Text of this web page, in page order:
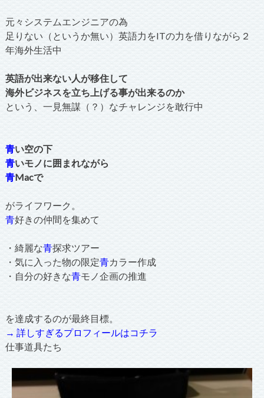
元々システムエンジニアの為
足りない（というか無い）英語力をITの力を借りながら２
年海外生活中
英語が出来ない人が移住して
海外ビジネスを立ち上げる事が出来るのか
という、一見無謀（？）なチャレンジを敢行中
青い空の下
青いモノに囲まれながら
青Macで
がライフワーク。
青好きの仲間を集めて
・綺麗な青探求ツアー
・気に入った物の限定青カラー作成
・自分の好きな青モノ企画の推進
を達成するのが最終目標。
→ 詳しすぎるプロフィールはコチラ
仕事道具たち